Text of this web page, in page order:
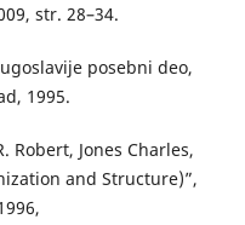
str. 28–34.
posebni deo,
1995.
Robert, Jones Charles,
and Structure)”,